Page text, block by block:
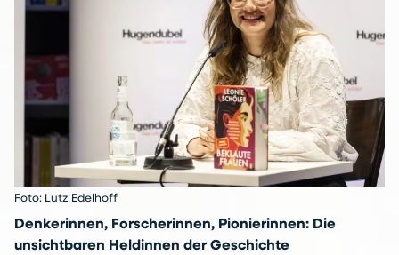
Foto: Lutz Edelhoff
Denkerinnen, Forscherinnen, Pionierinnen: Die
unsichtbaren Heldinnen der Geschichte